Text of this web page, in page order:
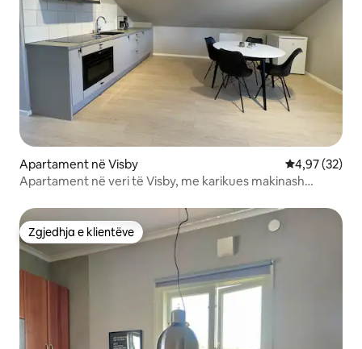
Apartament në Visby Vlerësimi
4,97 (32)
Apartament në veri të Visby, me karikues makinash
Zgjedhja e klientëve
Zgjedhja e klientëve